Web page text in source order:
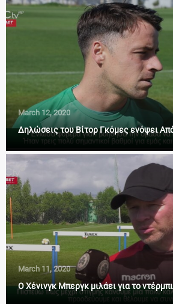
March 12, 2020
Δηλώσεις του Βίτορ Γκόμες ενόψει
March 11, 2020
Ο Χένινγκ Μπεργκ μιλάει για το